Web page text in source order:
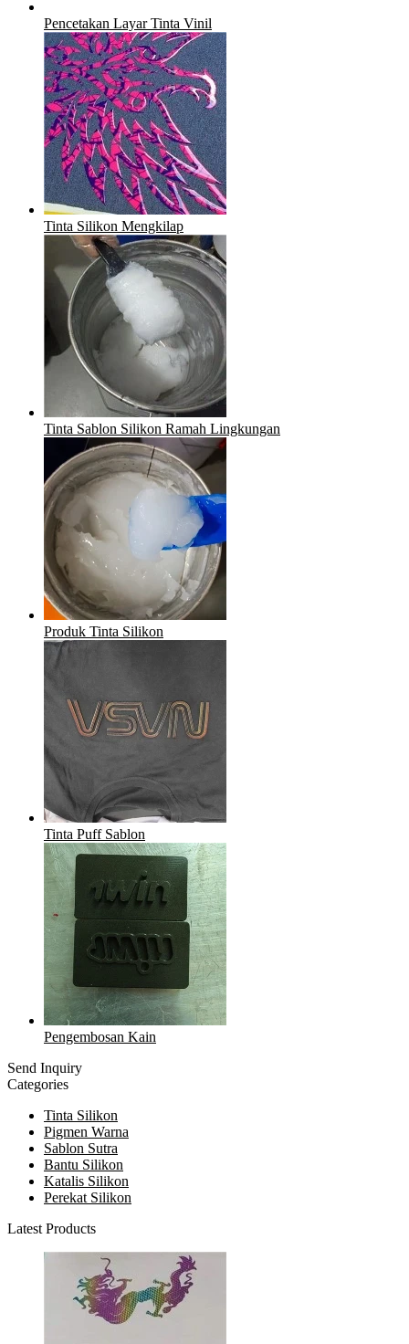
Pencetakan Layar Tinta Vinil
Tinta Silikon Mengkilap
Tinta Sablon Silikon Ramah Lingkungan
Produk Tinta Silikon
Tinta Puff Sablon
Pengembosan Kain
Send Inquiry
Categories
Tinta Silikon
Pigmen Warna
Sablon Sutra
Bantu Silikon
Katalis Silikon
Perekat Silikon
Latest Products